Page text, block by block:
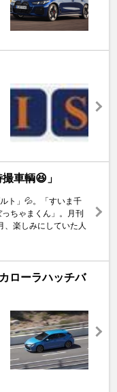
車輌😆」
ト」💦。「すいま千
ちゃまくん」。月刊
、楽しみにしていた人
ローラハッチバ